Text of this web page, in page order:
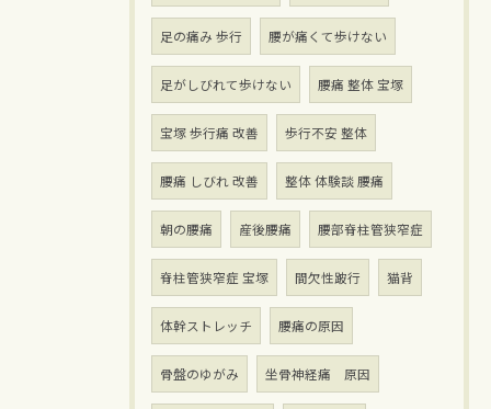
足の痛み 歩行 腰が痛くて歩けない
足がしびれて歩けない 腰痛 整体 宝塚
宝塚 歩行痛 改善 歩行不安 整体
腰痛 しびれ 改善 整体 体験談 腰痛
朝の腰痛 産後腰痛 腰部脊柱管狭窄症
脊柱管狭窄症 宝塚 間欠性跛行 猫背
体幹ストレッチ 腰痛の原因
骨盤のゆがみ 坐骨神経痛 原因